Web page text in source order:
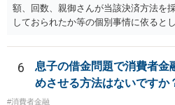
額、回数、親御さんが当該決済方法を
しておられたか等の個別事情に依ると
なって相談し、善後策を考えることを
6
息子の借金問題で消費者金
めさせる方法はないですか
#消費者金融